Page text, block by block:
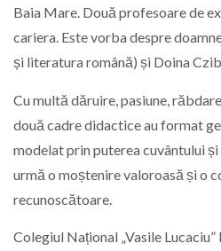
Baia Mare. Două profesoare de
cariera. Este vorba despre
și literatura română) și Doina
Cu multă dăruire, pasiune,
două cadre didactice au format
modelat prin puterea cuvântului și
urmă o moștenire valoroasă și o
recunoscătoare.
Colegiul Național „Vasile